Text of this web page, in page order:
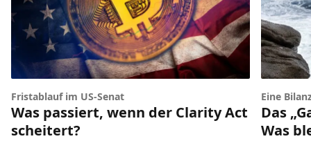
Fristablauf im US-Senat
Was passiert, wenn der Clarity Act
scheitert?
Eine
Das
Was